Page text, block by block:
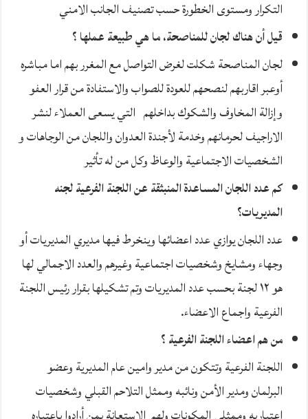
التكرار ومستوى الخطورة حسب تصنيف الجانب الامني
قيل أن هناك لجان للمناصحة، ما هي طبيعة عملها ؟
لجان المناصحة شكلت لغرض التواصل مع المغرر بهم اما مباشره
أوعبر اقاربهم لنصحهم للعودة للصواب والاستفادة من قرار العفو
وإزالة المخاوف والشكوك بداخلهم التي يسعى العملاء لنشر
الاراجيف لحرمانهم وخدمة لأجندة العدوان واللجان من الوجاهات و
الشخصيات الاجتماعية والوعاظ وكل من له تأثير
كم عدد اللجان المساعدة المنبثقة عن اللجنة الفرعية لجنه
المديريات؟
عدد اللجان يوازي عدد اعضائها وينخرط فيها مديري المديريات أو
وجهاء ومشايخ وشخصيات اجتماعية وغيرهم والعدد الاجمالي لها
هو ١٢ لجنة بحسب عدد المديريات وتم تشكيلها بقرار رئيس اللجنة
الفرعية واجماع الاعضاء.
من هم اعضاء اللجنة الفرعية ؟
اللجنة الفرعية وتتكون من مدير وامين عام المديرية وعضو
البرلمان ومدير الأمن ونائبه وممثل التلاحم القبلي وشخصيات